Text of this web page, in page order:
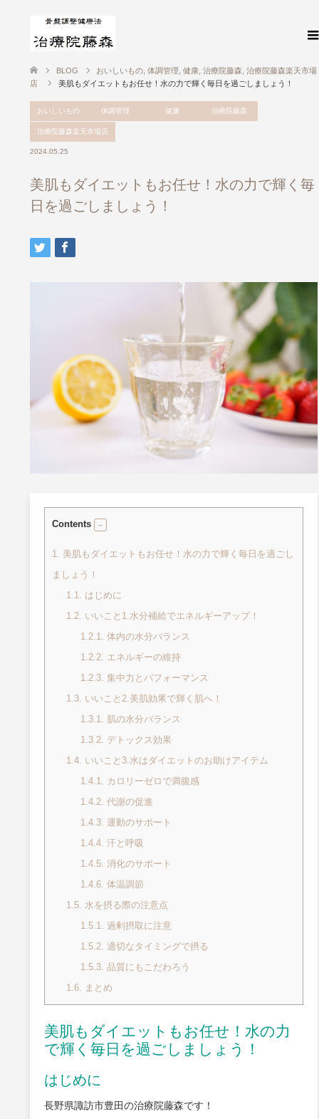
BLOG おいしいもの 体調管理 健康 治療院藤森 治療院藤森楽天市場
店
美肌もダイエットもお任せ！水の力で輝く毎日を過ごしましょう！
おいしいもの 体調管理 健康 治療院藤森
治療院藤森楽天市場店
2024.05.25
美肌もダイエットもお任せ！水の力で輝く毎
日を過ごしましょう！
Contents
1.
美肌もダイエットもお任せ！水の力で輝く毎日を過ごし
ましょう！
1.1.
はじめに
1.2. いいこと1.水分補給でエネルギーアップ！
1.2.1.
体内の水分バランス
1.2.2.
エネルギーの維持
1.2.3. 集中力とパフォーマンス
1.3. いいこと2.美肌効果で輝く肌へ！
1.3.1.
肌の水分バランス
1.3.2. デトックス効果
1.4. いいこと3.水はダイエットのお助けアイテム
1.4.1.
カロリーゼロで満腹感
1.4.2. 代謝の促進
1.4.3. 運動のサポート
1.4.4. 汗と呼吸
1.4.5. 消化のサポート
1.4.6. 体温調節
1.5. 水を摂る際の注意点
1.5.1.
過剰摂取に注意
1.5.2. 適切なタイミングで摂る
1.5.3. 品質にもこだわろう
1.6.
まとめ
美肌もダイエットもお任せ！水の力
で輝く毎日を過ごしましょう！
はじめに
長野県諏訪市豊田の治療院藤森です！